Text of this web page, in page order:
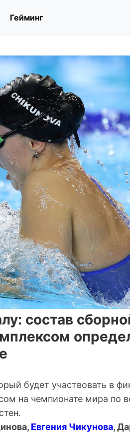
Гейминг
состав
будет участвовать в
на чемпионате мира по
Евгения Чикунова,